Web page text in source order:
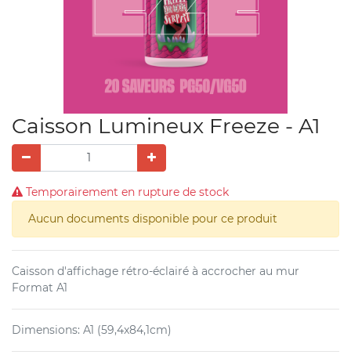
Caisson Lumineux Freeze - A1
Temporairement en rupture de stock
Aucun documents disponible pour ce produit
Caisson d'affichage rétro-éclairé à accrocher au mur
Format A1
Dimensions: A1 (59,4x84,1cm)